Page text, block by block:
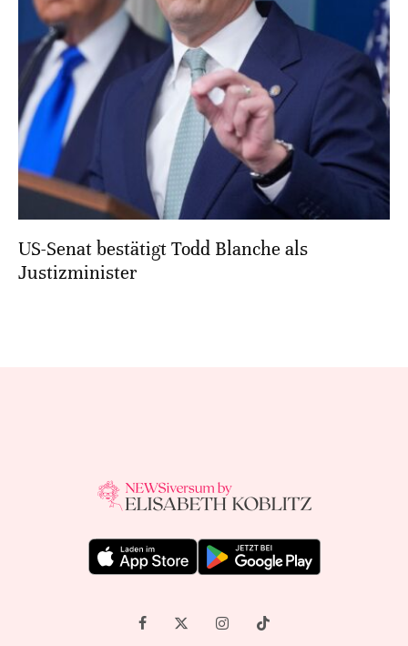
US-Senat bestätigt Todd Blanche als
Justizminister